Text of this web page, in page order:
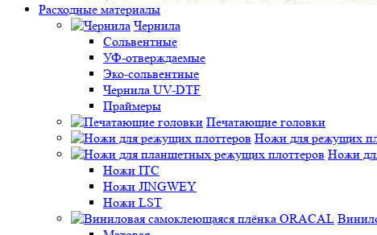
Расходные материалы
Чернила
Сольвентные
УФ-отверждаемые
Эко-сольвентные
Чернила UV-DTF
Праймеры
Печатающие головки
Ножи для режущих
Ножи
Ножи ITC
Ножи JINGWEY
Ножи LST